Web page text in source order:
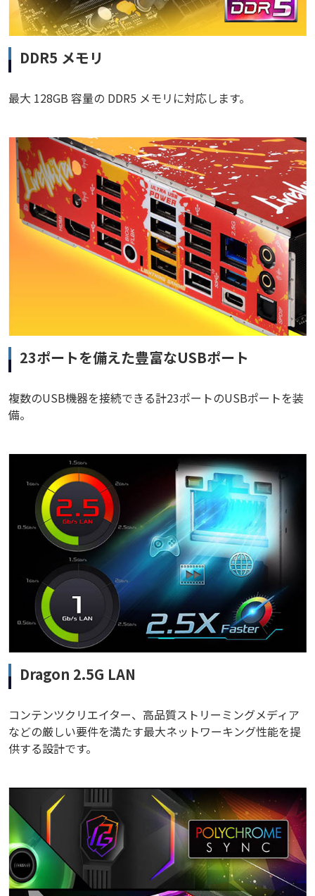
DDR5 メモリ
最大 128GB 容量の DDR5 メモリに対応します。
23ポートを備えた豊富なUSBポート
複数のUSB機器を接続できる計23ポートのUSBポートを装
備。
Dragon 2.5G LAN
コンテンツクリエイター、高品質ストリーミングメディア
などの厳しい要件を満たす最大ネットワーキング性能を提
供する設計です。